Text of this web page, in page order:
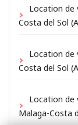
Location de
Costa del Sol
Location de
Costa del Sol
Location de
Malaga-Costa